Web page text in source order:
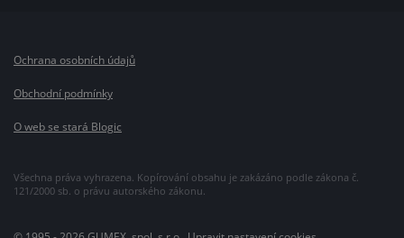
Všechna práva vyhrazena. Kopírování obsahu je zakázáno podle zákona č.
121/2000 sb. o právu autorského zákonu.
Ochrana osobních údajů
Obchodní podmínky
O web se stará Blogic